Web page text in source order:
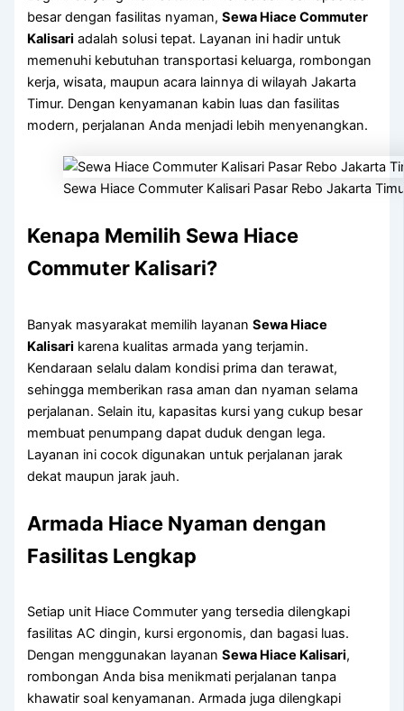
besar dengan fasilitas nyaman,Sewa Hiace Commuter
Kalisari adalah solusi tepat. Layanan ini hadir untuk
memenuhi kebutuhan transportasi keluarga, rombongan
kerja, wisata, maupun acara lainnya di wilayah Jakarta
Timur. Dengan kenyamanan kabin luas dan fasilitas
modern, perjalanan Anda menjadi lebih menyenangkan.
Sewa Hiace Commuter Kalisari Pasar Rebo Jakarta
Kenapa Memilih Sewa Hiace
Commuter Kalisari?
Banyak masyarakat memilih layananSewa Hiace
Kalisari karena kualitas armada yang terjamin.
Kendaraan selalu dalam kondisi prima dan terawat,
sehingga memberikan rasa aman dan nyaman selama
perjalanan. Selain itu, kapasitas kursi yang cukup besar
membuat penumpang dapat duduk dengan lega.
Layanan ini cocok digunakan untuk perjalanan jarak
dekat maupun jarak jauh.
Armada Hiace Nyaman dengan
Fasilitas Lengkap
Setiap unit Hiace Commuter yang tersedia dilengkapi
fasilitas AC dingin, kursi ergonomis, dan bagasi luas.
Dengan menggunakan layananSewa Hiace Kalisari,
rombongan Anda bisa menikmati perjalanan tanpa
khawatir soal kenyamanan. Armada juga dilengkapi